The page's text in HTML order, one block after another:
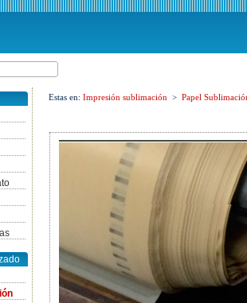
Estas en: Impresión sublimación > Papel